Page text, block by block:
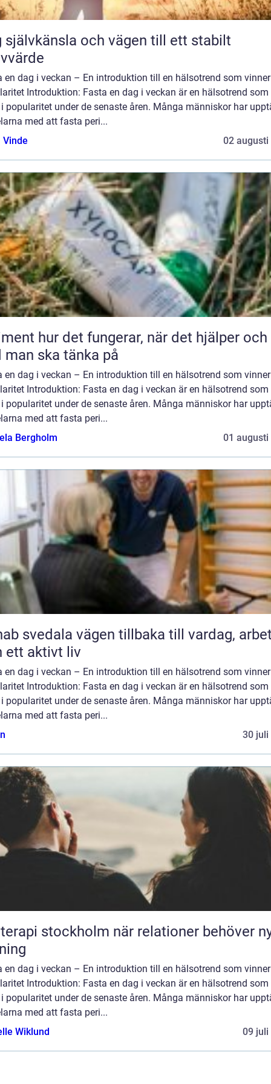
självkänsla och vägen till ett stabilt
en dag i veckan – En introduktion till en hälsotrend som vinner
Introduktion: Fasta en dag i veckan är en hälsotrend som
popularitet under de senaste åren. Många människor har
med att fasta peri...
Vinde
02 augusti
när det hjälper och
man ska tänka på
en dag i veckan – En introduktion till en hälsotrend som vinner
Introduktion: Fasta en dag i veckan är en hälsotrend som
popularitet under de senaste åren. Många människor har
med att fasta peri...
Bergholm
01 augusti
vägen tillbaka till vardag, arbete
ett aktivt liv
en dag i veckan – En introduktion till en hälsotrend som vinner
Introduktion: Fasta en dag i veckan är en hälsotrend som
popularitet under de senaste åren. Många människor har
med att fasta peri...
30 juli
stockholm när relationer behöver ny
en dag i veckan – En introduktion till en hälsotrend som vinner
Introduktion: Fasta en dag i veckan är en hälsotrend som
popularitet under de senaste åren. Många människor har
med att fasta peri...
Wiklund
09 juli